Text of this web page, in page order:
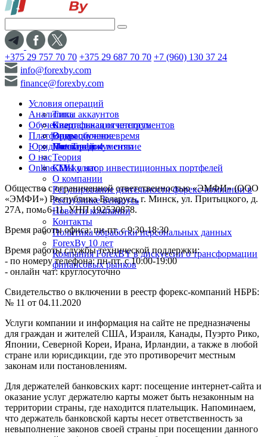
+375 29 757 70 70 +375 29 687 70 70 +7 (960) 130 37 24
info@forexby.com
finance@forexby.com
Условия операций
Типы аккаунтов
Спецификация инструментов
Операционное время
Пополнение и снятие
Аналитика
Квартальная отчетность
Обучение
Видеообучение
Глоссарий
Теория
Калькулятор инвестиционных портфелей
Платформы
MetaTrader 4
Юридические документы
О нас
СМИ о нас
О компании
Регулирование деятельности форекс-компании в
Республике Беларусь
Новости компании
Контакты
Политика обработки персональных данных
ForexBy 10 лет
Компания ForexBY в дискуссии о трансформации
финансовых рынков
Online-TV
Общество с ограниченной ответственностью «ЭМФИ» (ООО
«ЭМФИ») Республика Беларусь, г. Минск, ул. Притыцкого, д.
27А, пом. 6-11. УНП 192530878.
Время работы офиса: пн-пт. с 9:30-18:30
Время работы службы технической поддержки:
- по номеру телефона: пн-пт. с 10:00-19:00
- онлайн чат: круглосуточно
Свидетельство о включении в реестр форекс-компаний НБРБ:
№ 11 от 04.11.2020
Услуги компании и информация на сайте не предназначены
для граждан и жителей США, Израиля, Канады, Пуэрто Рико,
Японии, Северной Кореи, Ирана, Ирландии, а также в любой
стране или юрисдикции, где это противоречит местным
законам или постановлениям.
Для держателей банковских карт: посещение интернет-сайта и
оказание услуг держателю карты может быть незаконным на
территории страны, где находится плательщик. Напоминаем,
что держатель банковской карты несет ответственность за
невыполнение законов своей страны при посещении данного